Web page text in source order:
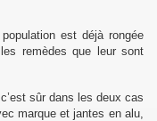
est déjà rongée
remèdes que leur sont
sûr dans les deux cas
marque et jantes en alu,